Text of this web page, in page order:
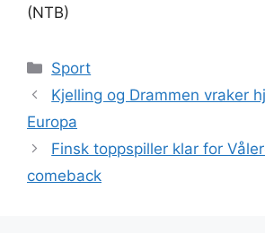
(NTB)
Kategorier
Sport
Kjelling og Drammen vraker
Europa
Finsk toppspiller klar for
comeback